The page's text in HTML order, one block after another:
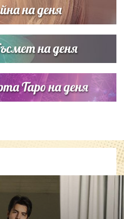
на деня
на деня
Таро на деня